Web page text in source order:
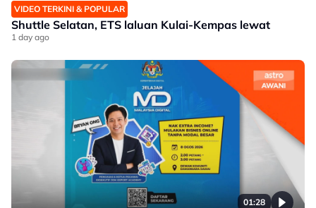
VIDEO TERKINI & POPULAR
Shuttle Selatan, ETS laluan Kulai-Kempas lewat
1 day ago
01:28